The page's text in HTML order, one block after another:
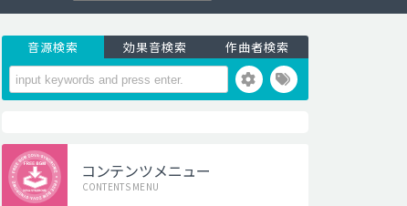
音源検索 効果音検索 作曲者検索
コンテンツメニュー
CONTENTS MENU